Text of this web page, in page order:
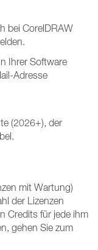
bei CorelDRAW
Ihrer Software
Adresse
(2026+), der
mit Wartung)
der Lizenzen
Credits für jede ihm
gehen Sie zum